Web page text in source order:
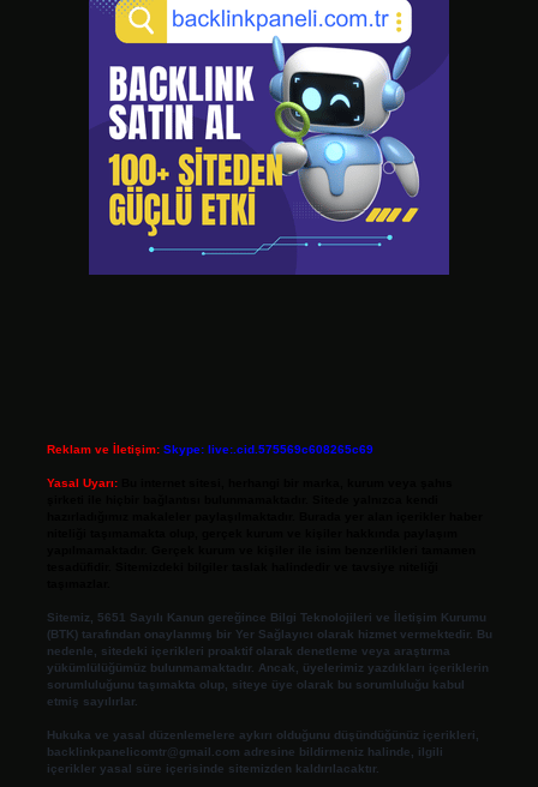
Reklam ve İletişim: Skype: live:.cid.575569c608265c69
Yasal Uyarı:
Sitemiz, 5651 Sayılı Kanun gereğince Bilgi Teknolojileri ve İletişim Kurumu
(BTK) tarafından onaylanmış bir Yer Sağlayıcı olarak hizmet vermektedir. Bu
nedenle, sitedeki içerikleri proaktif olarak denetleme veya araştırma
yükümlülüğümüz bulunmamaktadır. Ancak, üyelerimiz yazdıkları içeriklerin
sorumluluğunu taşımakta olup, siteye üye olarak bu sorumluluğu kabul
etmiş sayılırlar.
Hukuka ve yasal düzenlemelere aykırı olduğunu düşündüğünüz içerikleri,
backlinkpanelicomtr@gmail.com adresine bildirmeniz halinde, ilgili
içerikler yasal süre içerisinde sitemizden kaldırılacaktır.